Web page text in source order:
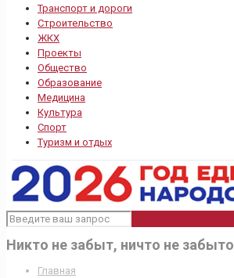
Транспорт и дороги
Строительство
ЖКХ
Проекты
Общество
Образование
Медицина
Культура
Спорт
Туризм и отдых
Никто не забыт, ничто не забыто
Главная